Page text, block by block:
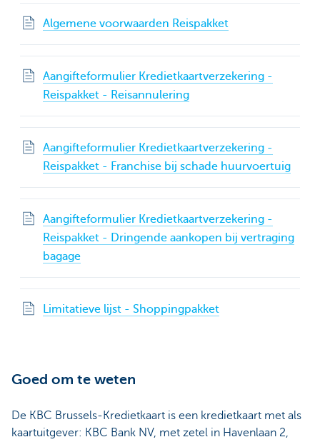
Algemene voorwaarden Reispakket
Aangifteformulier Kredietkaartverzekering -
Reispakket - Reisannulering
Aangifteformulier Kredietkaartverzekering -
Reispakket - Franchise bij schade huurvoertuig
Aangifteformulier Kredietkaartverzekering -
Reispakket - Dringende aankopen bij vertraging
bagage
Limitatieve lijst - Shoppingpakket
Goed om te weten
De KBC Brussels-Kredietkaart is een kredietkaart met als
kaartuitgever: KBC Bank NV, met zetel in Havenlaan 2,